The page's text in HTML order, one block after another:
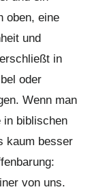
oben, eine
und
in
oder
Wenn man
in biblischen
kaum besser
von uns.